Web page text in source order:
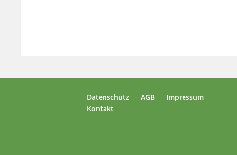
Datenschutz AGB
Impressum
Kontakt